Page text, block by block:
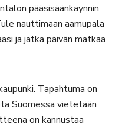
pääsisäänkäynnin
nauttimaan aamupala
ja jatka päivän matkaa
Tapahtuma on
Suomessa vietetään
on kannustaa